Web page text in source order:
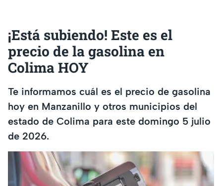
¡Está subiendo! Este es el
precio de la gasolina en
Colima HOY
Te informamos cuál es el precio de gasolina
hoy en Manzanillo y otros municipios del
estado de Colima para este domingo 5 julio
de 2026.